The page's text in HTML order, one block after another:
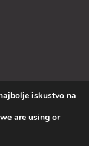
· IZRADA WEB
iskustvo na
are using or